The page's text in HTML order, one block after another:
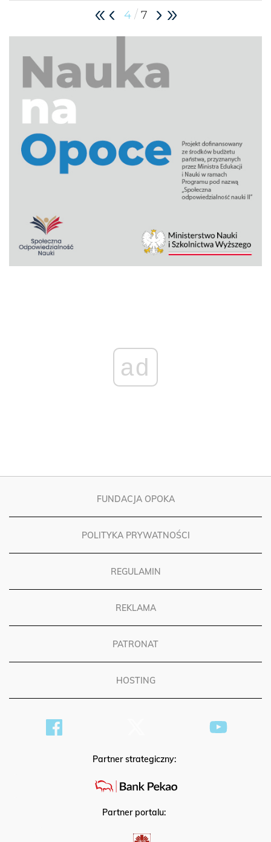
4 / 7
ad
FUNDACJA OPOKA
POLITYKA PRYWATNOŚCI
REGULAMIN
REKLAMA
PATRONAT
HOSTING
Partner strategiczny:
Partner portalu: